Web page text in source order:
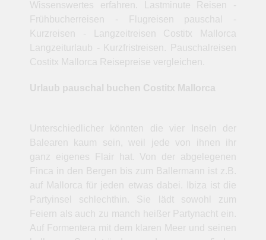
Wissenswertes erfahren. Lastminute Reisen -
Frühbucherreisen - Flugreisen pauschal -
Kurzreisen - Langzeitreisen Costitx Mallorca
Langzeiturlaub - Kurzfristreisen. Pauschalreisen
Costitx Mallorca Reisepreise vergleichen.
Urlaub pauschal buchen Costitx Mallorca
Unterschiedlicher könnten die vier Inseln der
Balearen kaum sein, weil jede von ihnen ihr
ganz eigenes Flair hat. Von der abgelegenen
Finca in den Bergen bis zum Ballermann ist z.B.
auf Mallorca für jeden etwas dabei. Ibiza ist die
Partyinsel schlechthin. Sie lädt sowohl zum
Feiern als auch zu manch heißer Partynacht ein.
Auf Formentera mit dem klaren Meer und seinen